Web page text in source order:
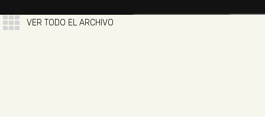
VER TODO EL ARCHIVO